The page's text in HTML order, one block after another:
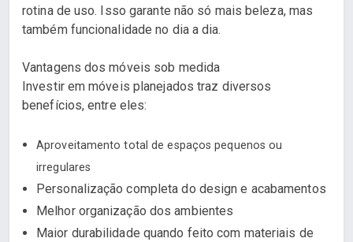
rotina de uso. Isso garante não só mais beleza, mas
também funcionalidade no dia a dia.
Vantagens dos móveis sob medida
Investir em móveis planejados traz diversos
benefícios, entre eles:
Aproveitamento total de espaços pequenos ou
irregulares
Personalização completa do design e acabamentos
Melhor organização dos ambientes
Maior durabilidade quando feito com materiais de